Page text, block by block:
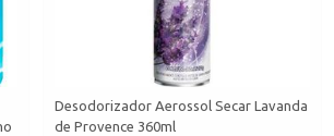
Desodorizador Aerossol Secar Lavanda
de Provence 360ml